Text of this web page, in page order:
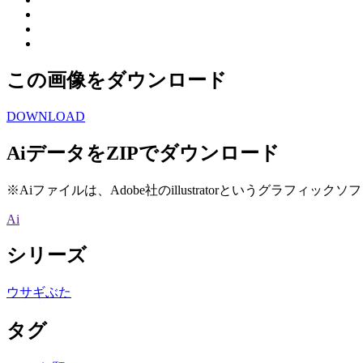
この画像をダウンロード
DOWNLOAD
AiデータをZIPでダウンロード
※Aiファイルは、Adobe社のillustratorというグラフィックソフ
Ai
シリーズ
ウサギぶた
タグ